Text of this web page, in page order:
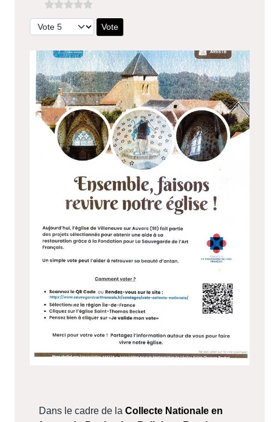
Veuillez voter
Dans le cadre de la Collecte Nationale en